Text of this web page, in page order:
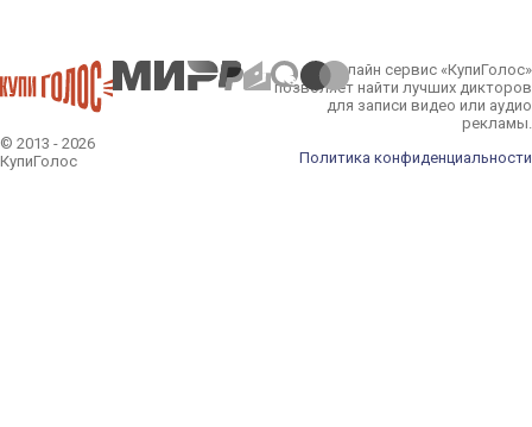
© 2013 - 2026
КупиГолос
Онлайн сервис «КупиГолос»
позволяет найти лучших дикторов
для записи видео или аудио
рекламы.
Политика конфиденциальности